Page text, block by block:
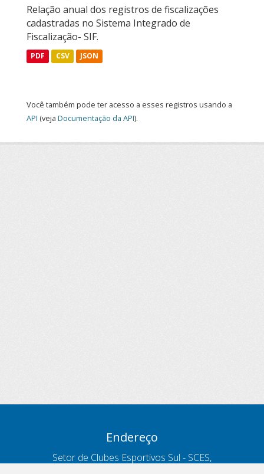
Relação anual dos registros de fiscalizações
cadastradas no Sistema Integrado de
Fiscalização- SIF.
PDF CSV JSON
Você também pode ter acesso a esses registros usando a
API (veja Documentação da API).
Endereço
Setor de Clubes Esportivos Sul - SCES,